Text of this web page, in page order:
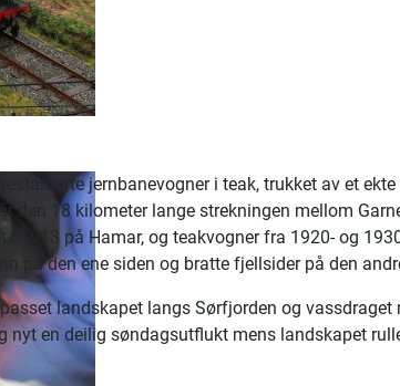
jernbanevogner i teak, trukket av et
den 18 kilometer lange strekningen mellom
på Hamar, og teakvogner fra 1920- og
på den ene siden og bratte fjellsider på den
landskapet langs Sørfjorden og
en deilig søndagsutflukt mens landskapet